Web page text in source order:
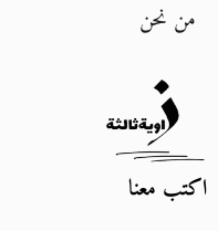
من نحن
اكتب معنا